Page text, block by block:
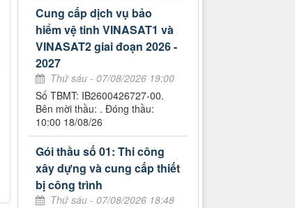
Cung cấp dịch vụ bảo
hiểm vệ tinh VINASAT1 và
VINASAT2 giai đoạn 2026 -
2027
Thứ sáu - 07/08/2026 19:00
Số TBMT: IB2600426727-00.
Bên mời thầu: . Đóng thầu:
10:00 18/08/26
Gói thầu số 01: Thi công
xây dựng và cung cấp thiết
bị công trình
Thứ sáu - 07/08/2026 18:48